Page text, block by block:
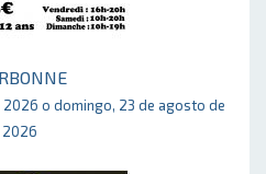
o domingo, 23 de agosto de
2026